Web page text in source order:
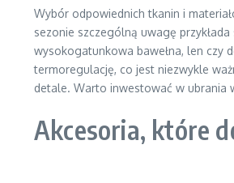
Wybór odpowiednich tkanin i
sezonie szczególną uwagę przykłada
wysokogatunkowa bawełna, len czy
termoregulację, co jest niezwykle
detale. Warto inwestować w ubrania
Akcesoria, które